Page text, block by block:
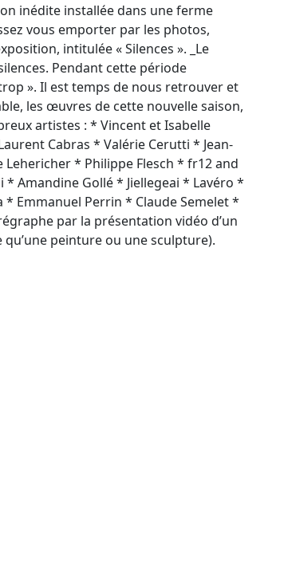
inédite installée dans une ferme
vous emporter par les photos,
intitulée « Silences ». _Le
Pendant cette période
». Il est temps de nous retrouver et
les œuvres de cette nouvelle saison,
artistes : * Vincent et Isabelle
Cabras * Valérie Cerutti * Jean-
* Philippe Flesch * fr12 and
Amandine Gollé * Jiellegeai * Lavéro *
Emmanuel Perrin * Claude Semelet *
par la présentation vidéo d’un
peinture ou une sculpture).